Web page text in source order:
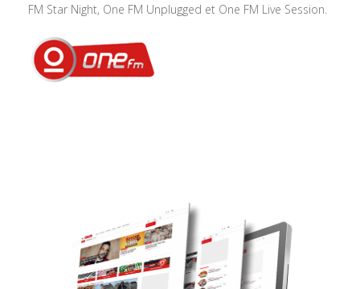
FM Star Night, One FM Unplugged et One FM Live Session.